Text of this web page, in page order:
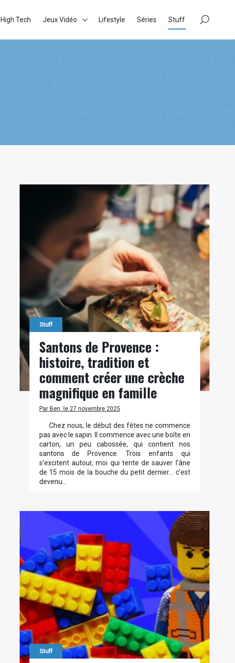
Stuff
Santons de Provence :
histoire, tradition et
comment créer une crèche
magnifique en famille
Par Ben, le 27 novembre 2025
Chez nous, le début des fêtes ne commence
pas avec le sapin. Il commence avec une boîte en
carton, un peu cabossée, qui contient nos
santons de Provence. Trois enfants qui
s’excitent autour, moi qui tente de sauver l’âne
de 15 mois de la bouche du petit dernier… c’est
devenu…
Stuff
High Tech Jeux Vidéo Lifestyle Séries Stuff